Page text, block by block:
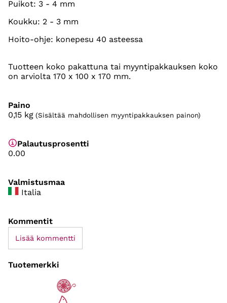
Puikot: 3 - 4 mm
Koukku: 2 - 3 mm
Hoito-ohje: konepesu 40 asteessa
Tuotteen koko pakattuna tai myyntipakkauksen koko
on arviolta 170 x 100 x 170 mm.
Paino
0,15 kg (Sisältää mahdollisen myyntipakkauksen painon)
Palautusprosentti
0.00
Valmistusmaa
Italia
Kommentit
Lisää kommentti
Tuotemerkki